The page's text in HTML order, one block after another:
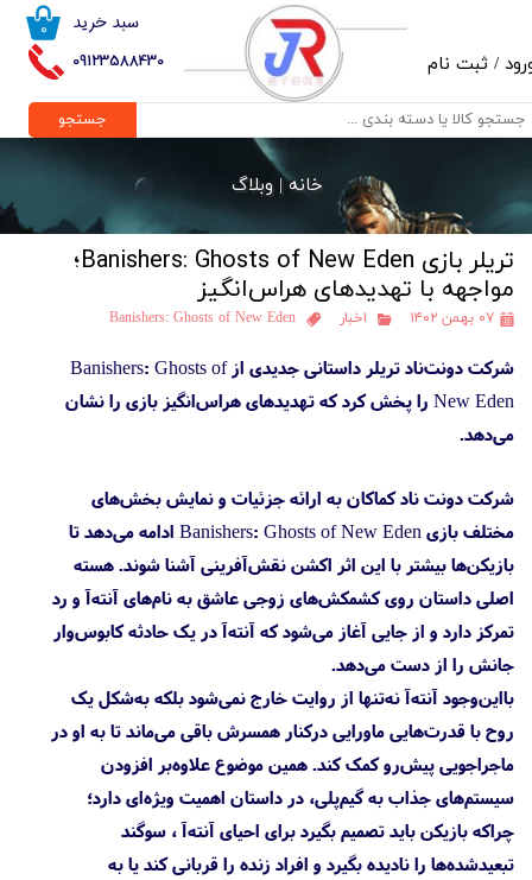
09123588430
۰ سبد خرید
/ ثبت نام
حساب کاربری من
تغییر گذر واژه
خروج از حساب کاربری
جستجو
خانه |وبلاگ
تریلر بازی Banishers: Ghosts of New Eden؛
مواجهه با تهدیدهای هراس‌انگیز
۰۷ بهمن ۱۴۰۲ اخبار Banishers: Ghosts of New Eden
شرکت دونت‌ناد تریلر داستانی جدیدی از Banishers: Ghosts of
New Eden را پخش کرد که تهدیدهای هراس‌انگیز بازی را نشان
می‌دهد.
شرکت دونت ناد کماکان به ارائه جزئیات و نمایش بخش‌های
مختلف بازی Banishers: Ghosts of New Eden ادامه می‌دهد تا
بازیکن‌ها بیشتر با این اثر اکشن نقش‌آفرینی آشنا شوند. هسته
اصلی داستان روی کشمکش‌های زوجی عاشق به نام‌های آنته‌آ و رد
تمرکز دارد و از جایی آغاز می‌شود که آنته‌آ در یک حادثه کابوس‌وار
جانش را از دست می‌دهد.
با‌این‌وجود آنته‌آ نه‌تنها از روایت خارج نمی‌شود بلکه به‌شکل یک
روح با قدرت‌هایی ماورایی درکنار همسرش باقی می‌ماند تا به او در
ماجراجویی پیش‌رو کمک کند. همین موضوع علاوه‌بر افزودن
سیستم‌های جذاب به گیم‌پلی، در داستان اهمیت ویژه‌ای دارد؛
چراکه بازیکن باید تصمیم بگیرد برای احیای آنته‌آ ، سوگند
تبعیدشده‌ها را نادیده بگیرد و افراد زنده را قربانی کند یا به